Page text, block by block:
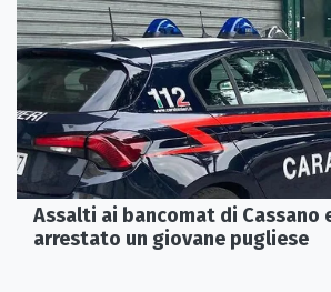
Assalti ai bancomat di Cassano
arrestato un giovane pugliese